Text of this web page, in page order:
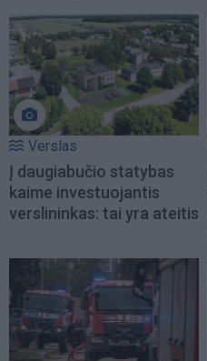
Verslas
Į daugiabučio statybas
kaime investuojantis
verslininkas: tai yra ateitis